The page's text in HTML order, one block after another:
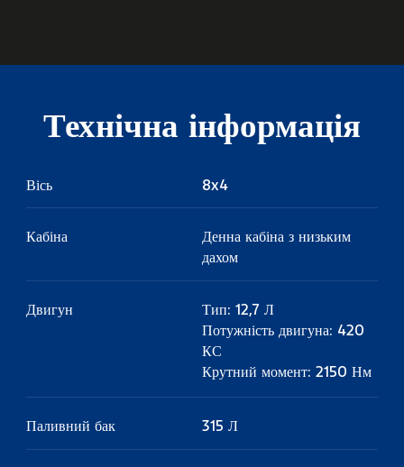
Технічна інформація
Вісь 8x4
Кабіна
Денна кабіна з низьким
дахом
Двигун
Тип: 12,7 Л
Потужність двигуна: 420
КС
Крутний момент: 2150 Нм
Паливний бак 315 Л